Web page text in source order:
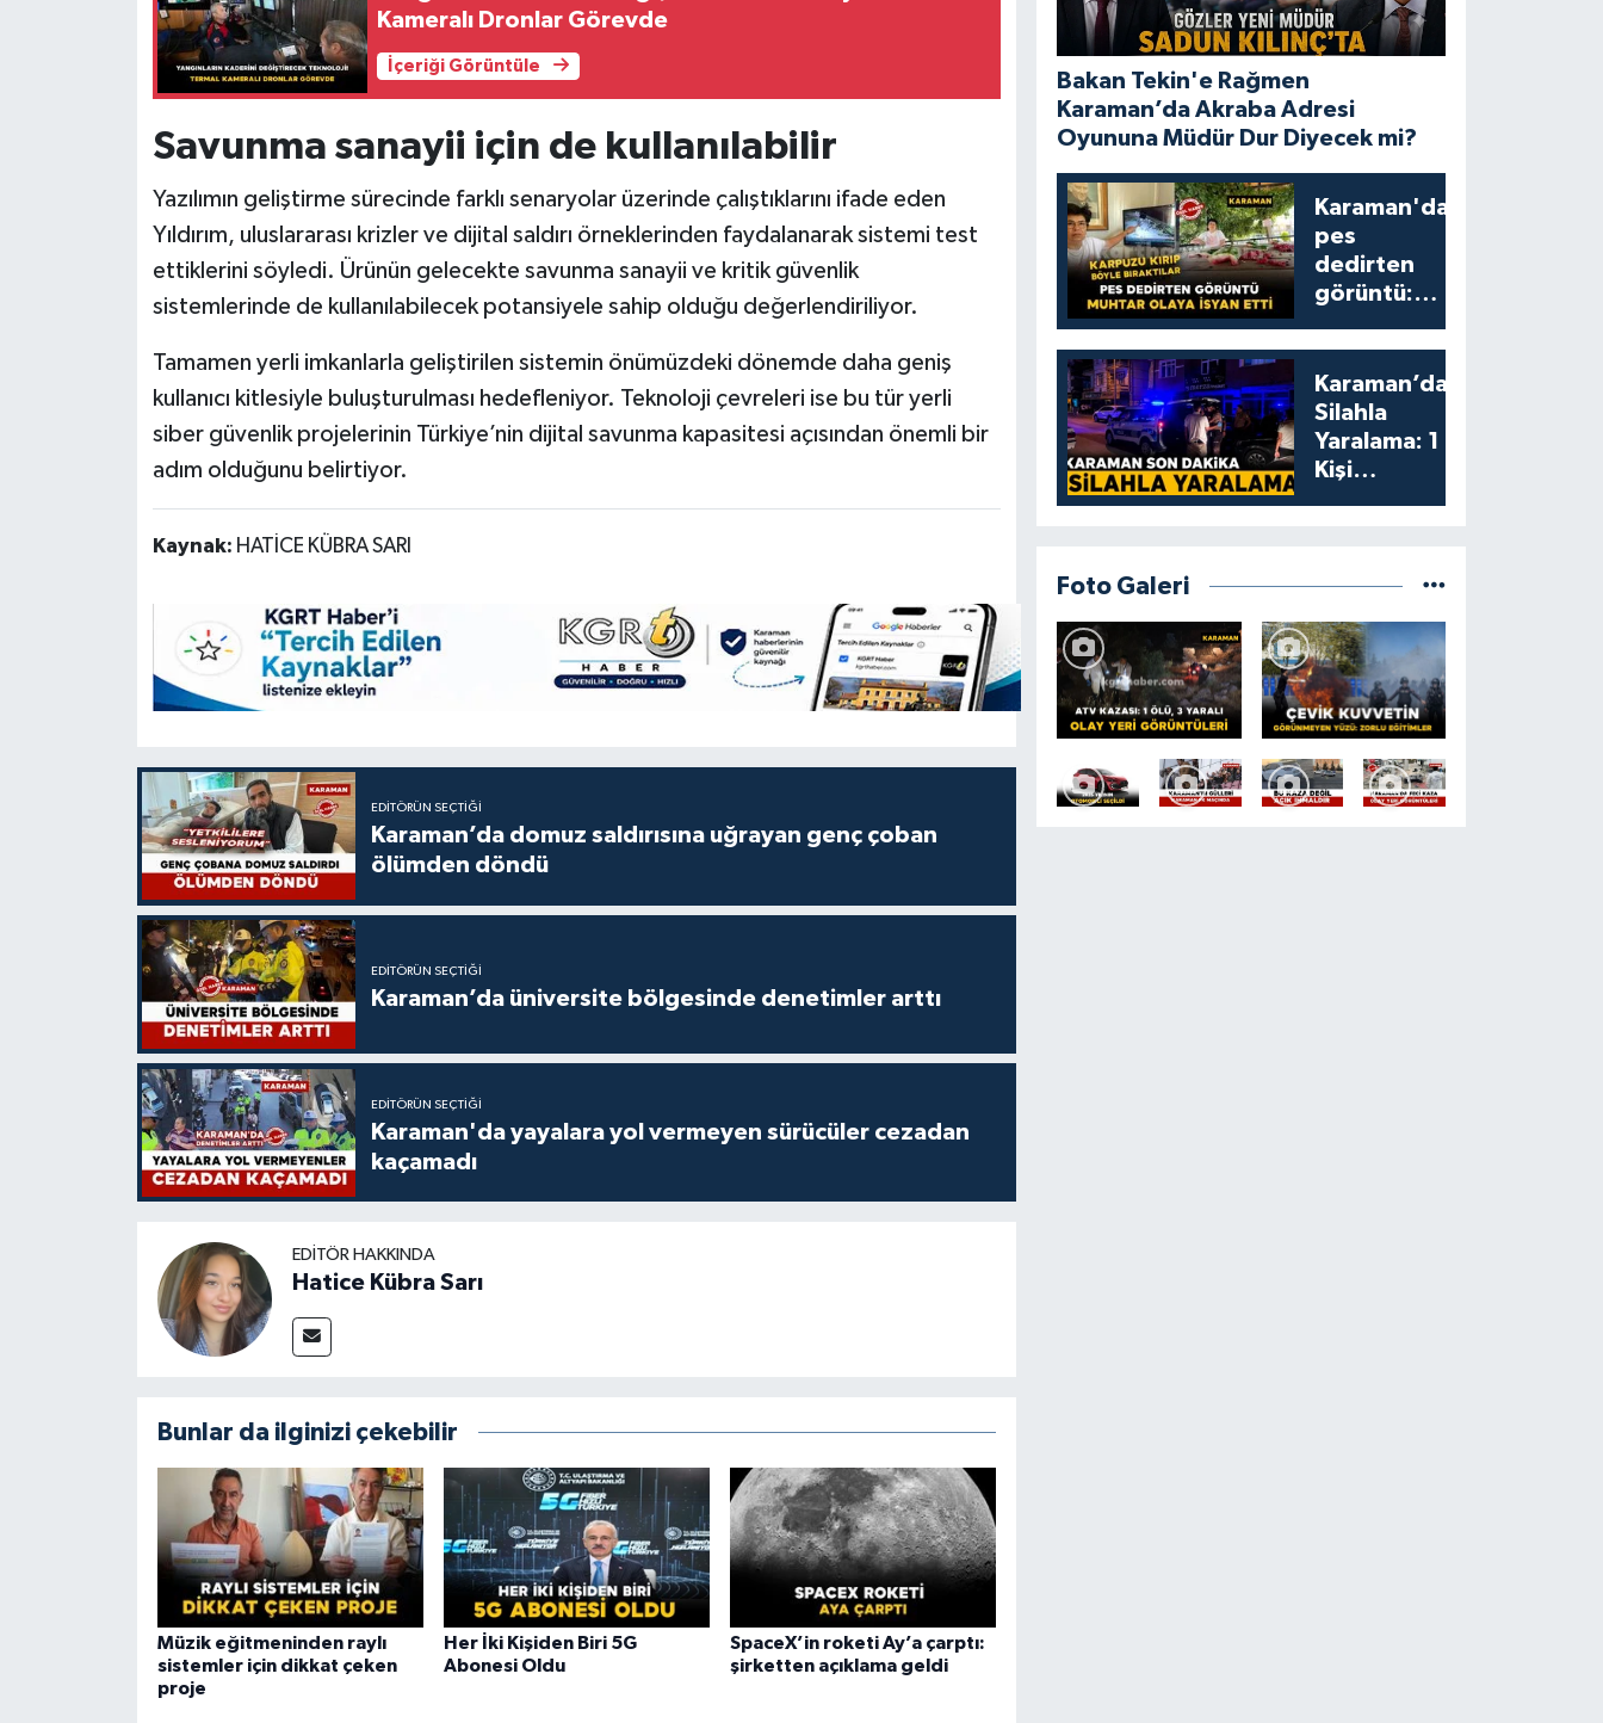
Kameralı Dronlar Görevde
İçeriği Görüntüle
Savunma sanayii için de kullanılabilir
Yazılımın geliştirme sürecinde farklı senaryolar üzerinde çalıştıklarını ifade eden
Yıldırım, uluslararası krizler ve dijital saldırı örneklerinden faydalanarak sistemi test
ettiklerini söyledi. Ürünün gelecekte savunma sanayii ve kritik güvenlik
sistemlerinde de kullanılabilecek potansiyele sahip olduğu değerlendiriliyor.
Tamamen yerli imkanlarla geliştirilen sistemin önümüzdeki dönemde daha geniş
kullanıcı kitlesiyle buluşturulması hedefleniyor. Teknoloji çevreleri ise bu tür yerli
siber güvenlik projelerinin Türkiye’nin dijital savunma kapasitesi açısından önemli bir
adım olduğunu belirtiyor.
Kaynak: HATİCE KÜBRA SARI
EDITÖRÜN SEÇTIĞI
Karaman’da domuz saldırısına uğrayan genç çoban
ölümden döndü
EDITÖRÜN SEÇTIĞI
Karaman’da üniversite bölgesinde denetimler arttı
EDITÖRÜN SEÇTIĞI
Karaman'da yayalara yol vermeyen sürücüler cezadan
kaçamadı
EDITÖR HAKKINDA
Hatice Kübra Sarı
Bunlar da ilginizi çekebilir
Müzik eğitmeninden raylı
sistemler için dikkat çeken
proje
Her İki Kişiden Biri 5G
Abonesi Oldu
SpaceX’in roketi Ay’a çarptı:
şirketten açıklama geldi
Bakan Tekin'e Rağmen
Karaman’da Akraba Adresi
Oyununa Müdür Dur Diyecek mi?
Karaman'da
pes
dedirten
görüntü:
yumruklayıp
yediler,
artıklarını
kamelyada
bıraktılar
Karaman’da
Silahla
Yaralama: 1
Kişi
Foto Galeri